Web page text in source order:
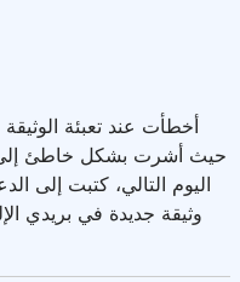
حيث أشرت بشكل خاطئ إلى
وثيقة جديدة في بريدي